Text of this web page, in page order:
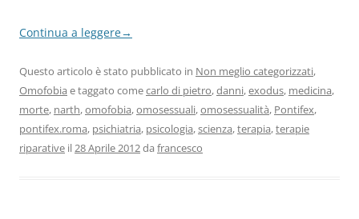
Continua a leggere→
Questo articolo è stato pubblicato in Non meglio categorizzati,
Omofobia e taggato comecarlo di pietro,danni,exodus, medicina,
morte, narth,omofobia,omosessuali,omosessualità, Pontifex,
pontifex.roma, psichiatria, psicologia,scienza,terapia,terapie
riparative il28 Aprile 2012da francesco